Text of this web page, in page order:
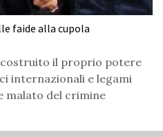
faide alla cupola
costruito il proprio potere
internazionali e legami
malato del crimine